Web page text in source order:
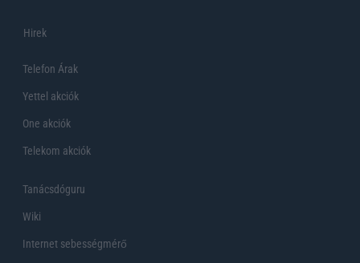
Hirek
Telefon Árak
Yettel akciók
One akciók
Telekom akciók
Tanácsdóguru
Wiki
Internet sebességmérő